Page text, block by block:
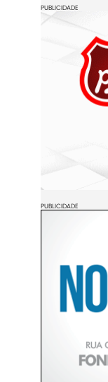
PUBLICIDADE
PUBLICIDADE